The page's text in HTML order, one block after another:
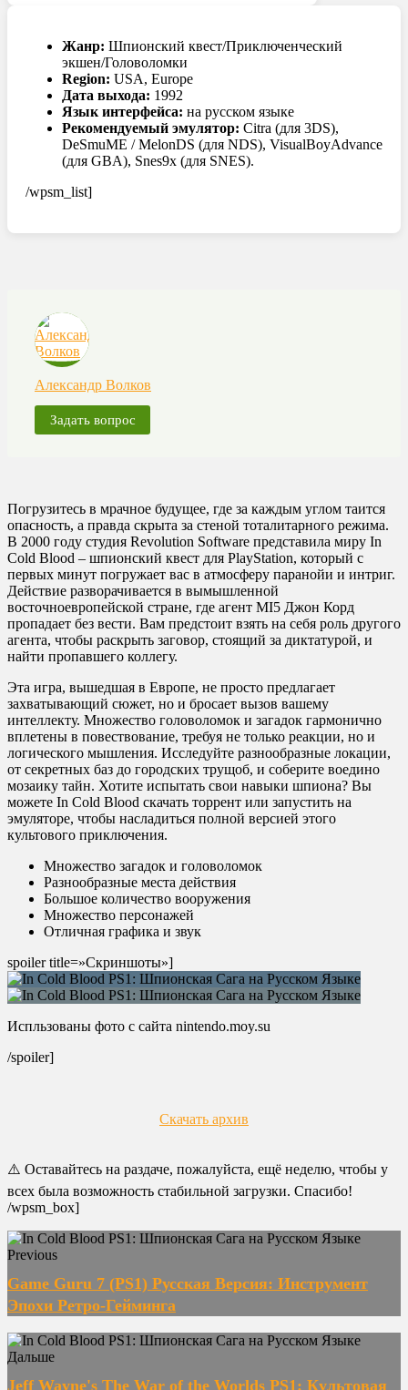
Жанр: Шпионский квест/Приключенческий
экшен/Головоломки
Region: USA, Europe
Дата выхода: 1992
Язык интерфейса: на русском языке
Рекомендуемый эмулятор: Citra (для 3DS),
DeSmuME / MelonDS (для NDS), VisualBoyAdvance
(для GBA), Snes9x (для SNES).
/wpsm_list]
Александр Волков
Задать вопрос
Погрузитесь в мрачное будущее, где за каждым углом таится
опасность, а правда скрыта за стеной тоталитарного режима.
В 2000 году студия Revolution Software представила миру In
Cold Blood – шпионский квест для PlayStation, который с
первых минут погружает вас в атмосферу паранойи и интриг.
Действие разворачивается в вымышленной
восточноевропейской стране, где агент MI5 Джон Корд
пропадает без вести. Вам предстоит взять на себя роль другого
агента, чтобы раскрыть заговор, стоящий за диктатурой, и
найти пропавшего коллегу.
Эта игра, вышедшая в Европе, не просто предлагает
захватывающий сюжет, но и бросает вызов вашему
интеллекту. Множество головоломок и загадок гармонично
вплетены в повествование, требуя не только реакции, но и
логического мышления. Исследуйте разнообразные локации,
от секретных баз до городских трущоб, и соберите воедино
мозаику тайн. Хотите испытать свои навыки шпиона? Вы
можете In Cold Blood скачать торрент или запустить на
эмуляторе, чтобы насладиться полной версией этого
культового приключения.
Множество загадок и головоломок
Разнообразные места действия
Большое количество вооружения
Множество персонажей
Отличная графика и звук
spoiler title=»Скриншоты»]
Испльзованы фото с сайта nintendo.moy.su
/spoiler]
Скачать архив
⚠️ Оставайтесь на раздаче, пожалуйста, ещё неделю, чтобы у
всех была возможность стабильной загрузки. Спасибо!
/wpsm_box]
Previous
Game Guru 7 (PS1) Русская Версия: Инструмент
Эпохи Ретро-Гейминга
Дальше
Jeff Wayne's The War of the Worlds PS1: Культовая